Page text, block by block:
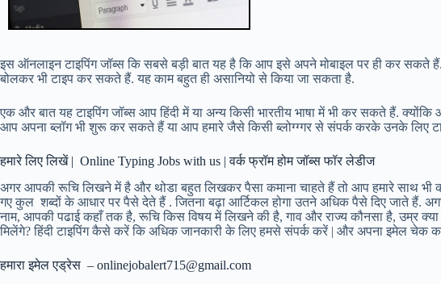
इस ऑनलाइन टाइपिंग जॉब्स कि सबसे बड़ी बात यह है कि आप इसे अपने मोबाइल पर ही कर सकते
बोलकर भी टाइप कर सकते हैं. यह काम बहुत ही असानियो से किया जा सकता है.
एक और बात यह टाइपिंग जॉब्स आप हिंदी में या अन्य किसी भारतीय भाषा में भी कर सकते हैं.
आप अपना ब्लॉग भी शुरू कर सकते हैं या आप हमारे जैसे किसी ब्लोग्ग्गर से संपर्क करके उनके लिए
हमारे लिए लिखें | Online Typing Jobs with us | वर्क फ्रॉम होम जॉब्स फॉर लेडीज
अगर आपकी रूचि लिखने में है और थोडा बहुत लिखकर पैसा कमाना चाहते हैं तो आप हमारे साथ
गए कुल शब्दों के आधार पर पैसे देते हैं . जितना बढ़ा आर्टिकल होगा उतने अधिक पैसे दिए जाते
नाम, आपकी पढाई कहाँ तक है, रूचि किस विषय में लिखने की है, गाव और राज्य कौनसा है, उम्र
मिलेंगे? हिंदी टाइपिंग कैसे करें कि अधिक जानकारी के लिए हमसे संपर्क करें | और अपना इमेल चेक
हमारा इमेल एड्रेस – onlinejobalert715@gmail.com